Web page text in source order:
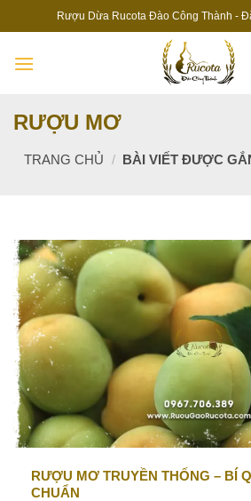
to
content
Rượu Dừa Rucota Đào Công Thành -
RƯỢU MƠ
TRANG CHỦ / BÀI VIẾT ĐƯỢC
RƯỢU MƠ TRUYỀN THỐNG – BÍ
CHUẨN